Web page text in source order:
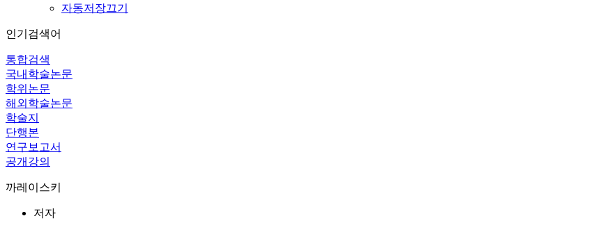
자동저장끄기
인기검색어
통합검색
국내학술논문
학위논문
해외학술논문
학술지
단행본
연구보고서
공개강의
까레이스키
저자